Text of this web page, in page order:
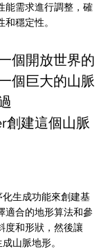
能需求進行調整，確
穩定性。
個開放世界的
個巨大的山脈
創建這個山脈
生成功能來創建基
適合的地形算法和參
度和形狀，然後讓
山脈地形。